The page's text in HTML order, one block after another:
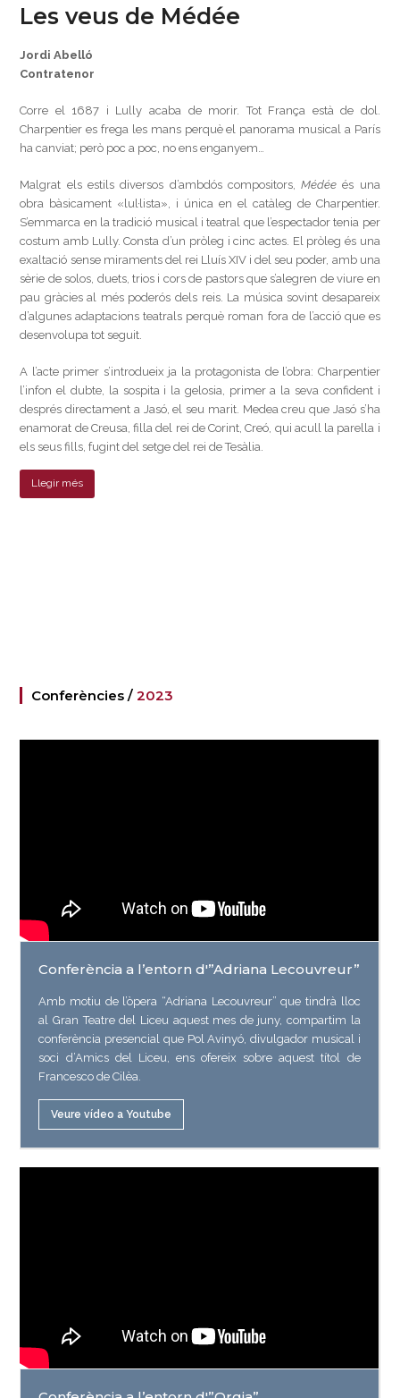
Les veus de Médée
Jordi Abelló
Contratenor
Corre el 1687 i Lully acaba de morir. Tot França està de dol.
Charpentier es frega les mans perquè el panorama musical a París
ha canviat; però poc a poc, no ens enganyem…
Malgrat els estils diversos d’ambdós compositors,Médée és una
obra bàsicament «lul·lista», i única en el catàleg de Charpentier.
S’emmarca en la tradició musical i teatral que l’espectador tenia per
costum amb Lully. Consta d’un pròleg i cinc actes. El pròleg és una
exaltació sense miraments del rei Lluís XIV i del seu poder, amb una
sèrie de solos, duets, trios i cors de pastors que s’alegren de viure en
pau gràcies al més poderós dels reis. La música sovint desapareix
d’algunes adaptacions teatrals perquè roman fora de l’acció que es
desenvolupa tot seguit.
A l’acte primer s’introdueix ja la protagonista de l’obra: Charpentier
l’infon el dubte, la sospita i la gelosia, primer a la seva confident i
després directament a Jasó, el seu marit. Medea creu que Jasó s’ha
enamorat de Creusa, filla del rei de Corint, Creó, qui acull la parella i
els seus fills, fugint del setge del rei de Tesàlia.
Llegir més
Conferències /2023
Conferència a l’entorn d'”Adriana Lecouvreur”
Amb motiu de l’òpera “Adriana Lecouvreur” que tindrà lloc
al Gran Teatre del Liceu aquest mes de juny, compartim la
conferència presencial que Pol Avinyó, divulgador musical i
soci d’Amics del Liceu, ens ofereix sobre aquest títol de
Francesco de Cilèa.
Veure vídeo a Youtube